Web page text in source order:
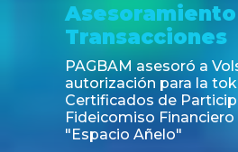
Transacciones
PAGBAM asesoró a
autorización para la
Certificados de
Fideicomiso
"Espacio Añelo"